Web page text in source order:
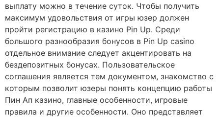
выплату можно в течение суток. Чтобы получить
максимум удовольствия от игры юзер должен
пройти регистрацию в казино Pin Up. Среди
большого разнообразия бонусов в Pin Up casino
отдельное внимание следует акцентировать на
бездепозитных бонусах. Пользовательское
соглашения является тем документом, знакомство с
которым позволит юзеры понять концепцию работы
Пин Ап казино, главные особенности, игровые
правила и другие особенности. Оно представляет